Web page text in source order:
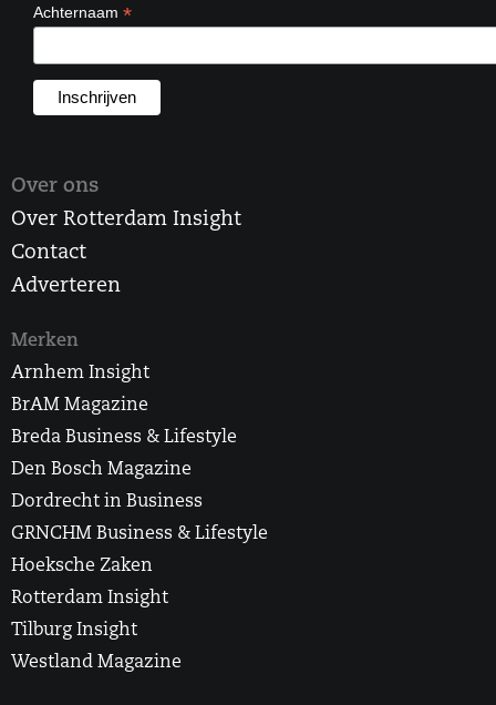
Achternaam *
Over ons
Over Rotterdam Insight
Contact
Adverteren
Merken
Arnhem Insight
BrAM Magazine
Breda Business & Lifestyle
Den Bosch Magazine
Dordrecht in Business
GRNCHM Business & Lifestyle
Hoeksche Zaken
Rotterdam Insight
Tilburg Insight
Westland Magazine